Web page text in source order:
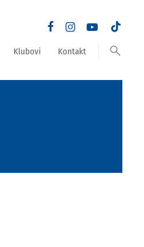
Klubovi Kontakt search